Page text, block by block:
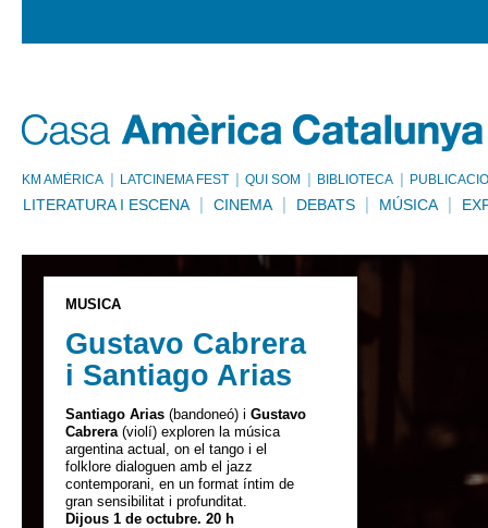
KM AMÈRICA LATCINEMA FEST QUI SOM BIBLIOTECA
LITERATURA I ESCENA CINEMA DEBATS MÚSICA
MÚSICA
Gustavo Cabrera
i Santiago Arias
Santiago Arias (bandoneó) i Gustavo
Cabrera(violí) exploren la música
argentina actual, on el tango i el
folklore dialoguen amb el jazz
contemporani, en un format íntim de
gran sensibilitat i profunditat.
Dijous 1 de octubre. 20 h